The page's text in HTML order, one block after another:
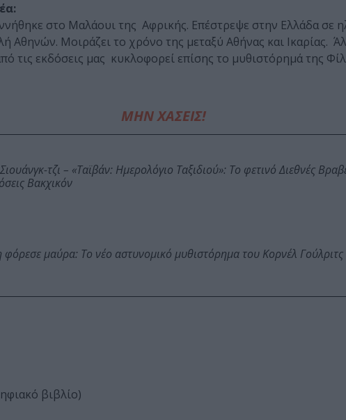
στο Μαλάουι της Αφρικής. Επέστρεψε στην Ελλάδα σε
Μοιράζει το χρόνο της μεταξύ Αθήνας και Ικαρίας.
τις εκδόσεις μας κυκλοφορεί επίσης το μυθιστόρημά της
ΜΗΝ ΧΑΣΕΙΣ!
τζι – «Ταϊβάν: Ημερολόγιο Ταξιδιού»: Το φετινό Διεθνές
Βακχικόν
μαύρα: Το νέο αστυνομικό μυθιστόρημα του Κορνέλ Γούλριτς
βιβλίο)